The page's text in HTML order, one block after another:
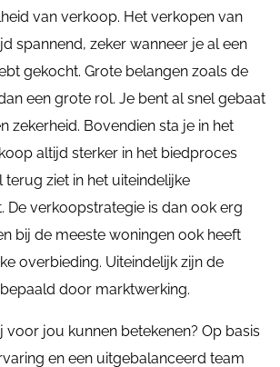
van verkoop. Het verkopen van
spannend, zeker wanneer je al een
gekocht. Grote belangen zoals de
een grote rol. Je bent al snel gebaat
zekerheid. Bovendien sta je in het
altijd sterker in het biedproces
terug ziet in het uiteindelijke
De verkoopstrategie is dan ook erg
bij de meeste woningen ook heeft
overbieding. Uiteindelijk zijn de
door marktwerking.
voor jou kunnen betekenen? Op basis
en een uitgebalanceerd team